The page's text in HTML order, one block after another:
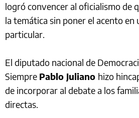
logró convencer al oficialismo de
la temática sin poner el acento en
particular.
El diputado nacional de
Siempre Pablo Juliano hizo
de incorporar al debate a los
directas.